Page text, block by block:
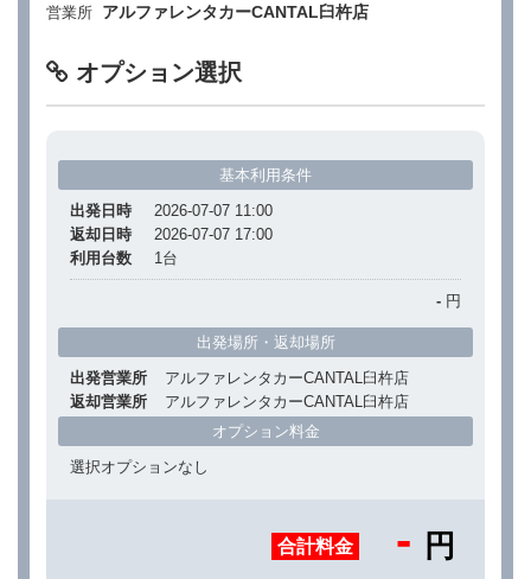
営業所 アルファレンタカーCANTAL臼杵店
オプション選択
基本利用条件
出発日時
2026-07-07 11:00
返却日時
2026-07-07 17:00
利用台数
1 台
- 円
出発場所・返却場所
出発営業所
アルファレンタカーCANTAL臼杵店
返却営業所
アルファレンタカーCANTAL臼杵店
オプション料金
選択オプションなし
合計料金 - 円